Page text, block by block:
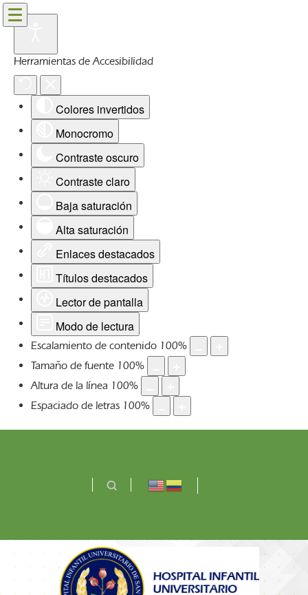
Herramientas de Accesibilidad
Colores invertidos
Monocromo
Contraste oscuro
Contraste claro
Baja saturación
Alta saturación
Enlaces destacados
Títulos destacados
Lector de pantalla
Modo de lectura
Escalamiento de contenido 100%
Tamaño de fuente 100%
Altura de la línea 100%
Espaciado de letras 100%